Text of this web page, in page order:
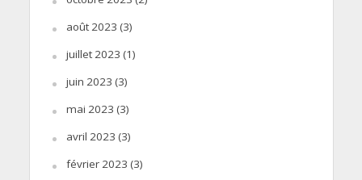
août 2023 (3)
juillet 2023 (1)
juin 2023 (3)
mai 2023 (3)
avril 2023 (3)
février 2023 (3)